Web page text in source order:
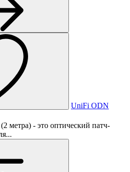
UniFi ODN
метра) - это оптический патч-